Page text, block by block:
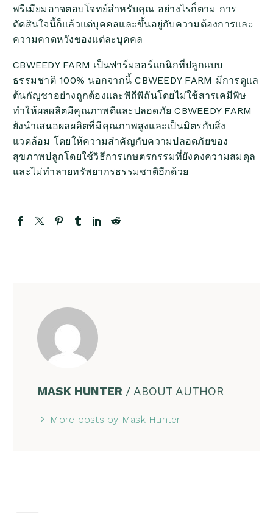
พรีเมียมอาจตอบโจทย์สำหรับคุณ อย่างไรก็ตาม การ
ตัดสินใจนี้ก็แล้วแต่บุคคลและขึ้นอยู่กับความต้องการและ
ความคาดหวังของแต่ละบุคคล
CBWEEDY FARM เป็นฟาร์มออร์แกนิกที่ปลูกแบบ
ธรรมชาติ 100% นอกจากนี้ CBWEEDY FARM มีการดูแล
ต้นกัญชาอย่างถูกต้องและพิถีพิถันโดยไม่ใช้สารเคมีพิษ
ทำให้ผลผลิตมีคุณภาพดีและปลอดภัย CBWEEDY FARM
ยังนำเสนอผลผลิตที่มีคุณภาพสูงและเป็นมิตรกับสิ่ง
แวดล้อม โดยให้ความสำคัญกับความปลอดภัยของ
สุขภาพปลูกโดยใช้วิธีการเกษตรกรรมที่ยังคงความสมดุล
และไม่ทำลายทรัพยากรธรรมชาติอีกด้วย
MASK HUNTER / ABOUT AUTHOR
More posts by Mask Hunter